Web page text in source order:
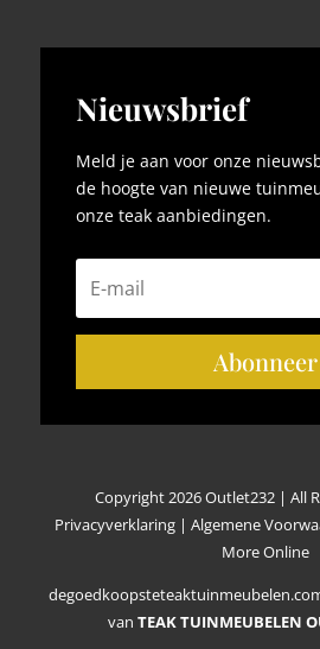
Nieuwsbrief
Meld je aan voor onze
de hoogte van nieuwe
onze teak aanbiedingen.
Abonneer
Copyright 2026 Outlet232 | All
Privacyverklaring |Algemene
More Online
van TEAK TUINMEUBELEN